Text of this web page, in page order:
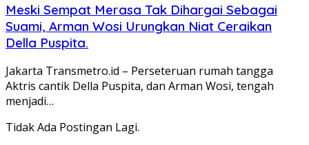
Meski Sempat Merasa Tak Dihargai Sebagai
Suami, Arman Wosi Urungkan Niat Ceraikan
Della Puspita.
Jakarta Transmetro.id – Perseteruan rumah tangga
Aktris cantik Della Puspita, dan Arman Wosi, tengah
menjadi…
Tidak Ada Postingan Lagi.